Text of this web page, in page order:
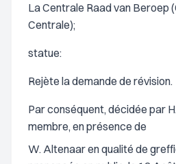
La Centrale Raad van Beroep
Centrale);
statue:
Rejète la demande de révision.
Par conséquent, décidée par
membre, en présence de
W. Altenaar en qualité de